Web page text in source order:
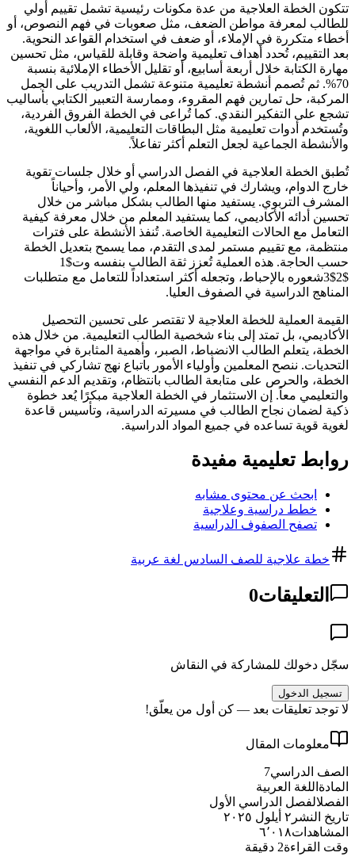
تتكون الخطة العلاجية من عدة مكونات رئيسية تشمل تقييم أولي
للطالب لمعرفة مواطن الضعف، مثل صعوبات في فهم النصوص، أو
أخطاء متكررة في الإملاء، أو ضعف في استخدام القواعد النحوية.
بعد التقييم، تُحدد أهداف تعليمية واضحة وقابلة للقياس، مثل تحسين
مهارة الكتابة خلال أربعة أسابيع، أو تقليل الأخطاء الإملائية بنسبة
70%. ثم تُصمم أنشطة تعليمية متنوعة تشمل التدريب على الجمل
المركبة، حل تمارين فهم المقروء، وممارسة التعبير الكتابي بأساليب
تشجع على التفكير النقدي. كما تُراعى في الخطة الفروق الفردية،
وتُستخدم أدوات تعليمية مثل البطاقات التعليمية، الألعاب اللغوية،
والأنشطة الجماعية لجعل التعلم أكثر تفاعلاً.
تُطبق الخطة العلاجية في الفصل الدراسي أو خلال جلسات تقوية
خارج الدوام، ويشارك في تنفيذها المعلم، ولي الأمر، وأحياناً
المشرف التربوي. يستفيد منها الطالب بشكل مباشر من خلال
تحسين أدائه الأكاديمي، كما يستفيد المعلم من خلال معرفة كيفية
التعامل مع الحالات التعليمية الخاصة. تُنفذ الأنشطة على فترات
منتظمة، مع تقييم مستمر لمدى التقدم، مما يسمح بتعديل الخطة
حسب الحاجة. هذه العملية تُعزز ثقة الطالب بنفسه وت$1
$2$3شعوره بالإحباط، وتجعله أكثر استعداداً للتعامل مع متطلبات
المناهج الدراسية في الصفوف العليا.
القيمة العملية للخطة العلاجية لا تقتصر على تحسين التحصيل
الأكاديمي، بل تمتد إلى بناء شخصية الطالب التعليمية. من خلال هذه
الخطة، يتعلم الطالب الانضباط، الصبر، وأهمية المثابرة في مواجهة
التحديات. ننصح المعلمين وأولياء الأمور باتباع نهج تشاركي في تنفيذ
الخطة، والحرص على متابعة الطالب بانتظام، وتقديم الدعم النفسي
والتعليمي معاً. إن الاستثمار في الخطة العلاجية مبكرًا يُعد خطوة
ذكية لضمان نجاح الطالب في مسيرته الدراسية، وتأسيس قاعدة
لغوية قوية تساعده في جميع المواد الدراسية.
روابط تعليمية مفيدة
ابحث عن محتوى مشابه
خطط دراسية وعلاجية
تصفح الصفوف الدراسية
خطة علاجية للصف السادس لغة عربية
التعليقات0
سجّل دخولك للمشاركة في النقاش
تسجيل الدخول
لا توجد تعليقات بعد — كن أول من يعلّق!
معلومات المقال
الصف الدراسي7
المادة اللغة العربية
الفصلالفصل الدراسي الأول
تاريخ النشر ٢ أيلول ٢٠٢٥
المشاهدات٦٬٠١٨
وقت القراءة2 دقيقة